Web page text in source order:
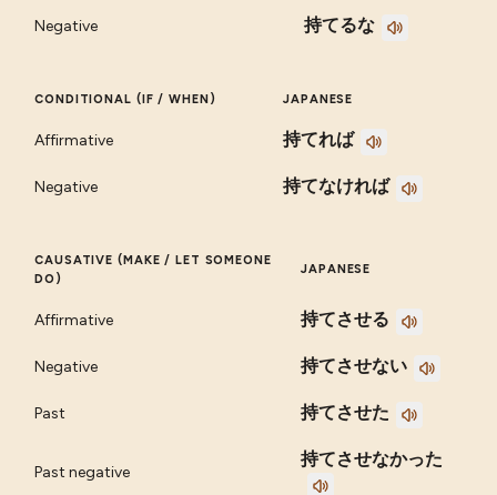
Negative 持てるな
CONDITIONAL (IF / WHEN) JAPANESE
Affirmative 持てれば
Negative 持てなければ
CAUSATIVE (MAKE / LET SOMEONE
DO)
JAPANESE
Affirmative 持てさせる
Negative 持てさせない
Past 持てさせた
Past negative
持てさせなかった